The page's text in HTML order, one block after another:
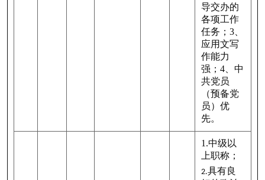
导交办的
各项工作
任务； 3、
应用文写
作能力
强； 4、中
共党员
（预备党
员）优
先。
1.中级以
上职称；
2.具有良